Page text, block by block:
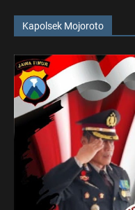
Kapolsek Mojoroto